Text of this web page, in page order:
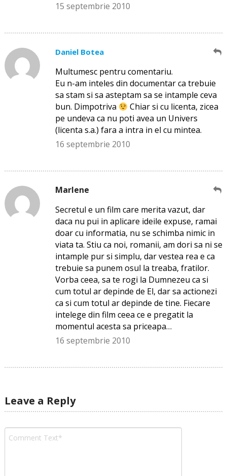
15 septembrie 2010
Daniel Botea
Multumesc pentru comentariu.
Eu n-am inteles din documentar ca trebuie
sa stam si sa asteptam sa se intample ceva
bun. Dimpotriva
Chiar si cu licenta, zicea
pe undeva ca nu poti avea un Univers
(licenta s.a.) fara a intra in el cu mintea.
16 septembrie 2010
Marlene
Secretul e un film care merita vazut, dar
daca nu pui in aplicare ideile expuse, ramai
doar cu informatia, nu se schimba nimic in
viata ta. Stiu ca noi, romanii, am dori sa ni se
intample pur si simplu, dar vestea rea e ca
trebuie sa punem osul la treaba, fratilor.
Vorba ceea, sa te rogi la Dumnezeu ca si
cum totul ar depinde de El, dar sa actionezi
ca si cum totul ar depinde de tine. Fiecare
intelege din film ceea ce e pregatit la
momentul acesta sa priceapa…
16 septembrie 2010
Leave a Reply